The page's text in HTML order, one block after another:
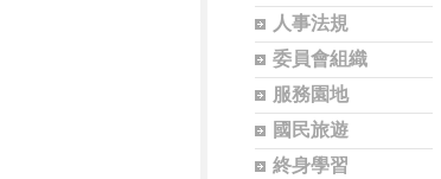
人事法規
委員會組織
服務園地
國民旅遊
終身學習